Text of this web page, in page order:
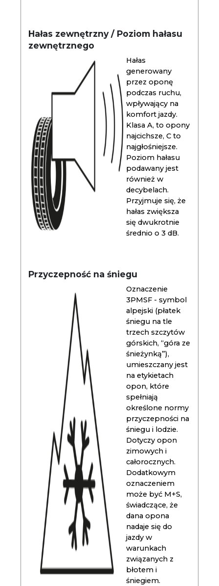
Hałas zewnętrzny / Poziom hałasu
zewnętrznego
Hałas
generowany
przez oponę
podczas ruchu,
wpływający na
komfort jazdy.
Klasa A, to opony
najcichsze, C to
najgłośniejsze.
Poziom hałasu
podawany jest
również w
decybelach.
Przyjmuje się, że
hałas zwiększa
się dwukrotnie
średnio o 3 dB.
Przyczepność na śniegu
Oznaczenie
3PMSF - symbol
alpejski (płatek
śniegu na tle
trzech szczytów
górskich, “góra ze
śnieżynką”),
umieszczany jest
na etykietach
opon, które
spełniają
określone normy
przyczepności na
śniegu i lodzie.
Dotyczy opon
zimowych i
całorocznych.
Dodatkowym
oznaczeniem
może być M+S,
świadczące, że
dana opona
nadaje się do
jazdy w
warunkach
związanych z
błotem i
śniegiem.